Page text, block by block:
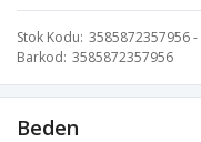
Stok Kodu 3585872357956
Barkod 3585872357956
Beden